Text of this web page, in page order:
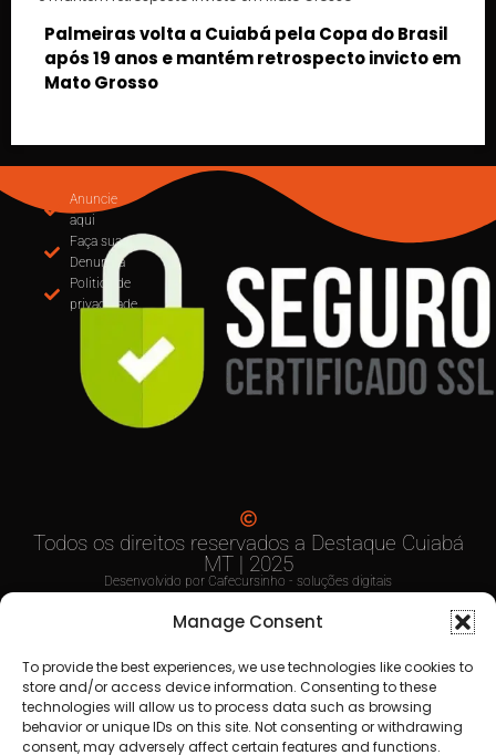
Manage Consent
To provide the best experiences, we use technologies like cookies to
store and/or access device information. Consenting to these
technologies will allow us to process data such as browsing
behavior or unique IDs on this site. Not consenting or withdrawing
consent, may adversely affect certain features and functions.
do Brasil
invicto em
MUDANÇA NA EMISSÃO DE NOTAS:
OBRIGA USO DO EMISSOR NACIONAL
PARTIR DE SETEMBRO
privacidade